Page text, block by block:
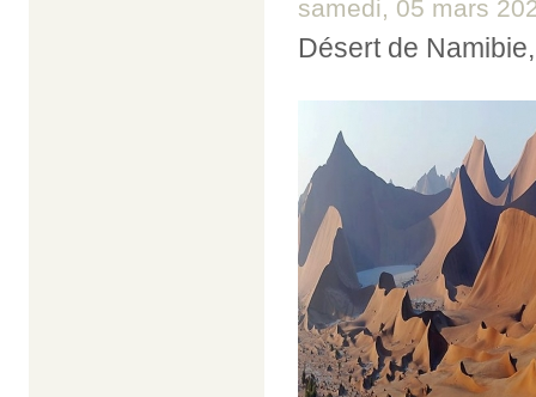
samedi, 05 mars
Désert de